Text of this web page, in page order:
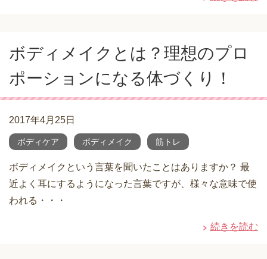
ボディメイクとは？理想のプロ
ポーションになる体づくり！
2017年4月25日
ボディケア ボディメイク 筋トレ
ボディメイクという言葉を聞いたことはありますか？ 最
近よく耳にするようになった言葉ですが、様々な意味で使
われる・・・
続きを読む